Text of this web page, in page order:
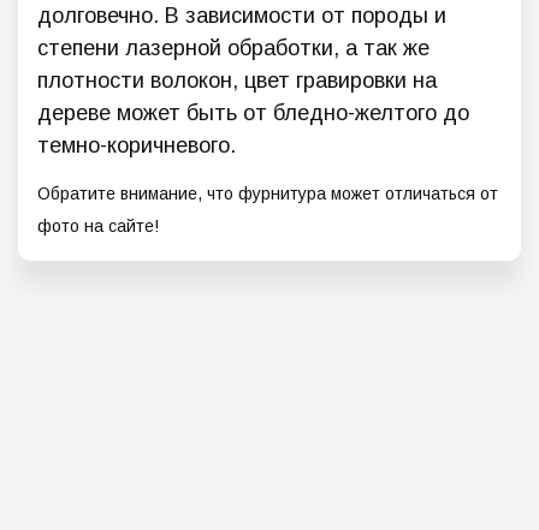
долговечно. В зависимости от породы и
степени лазерной обработки, а так же
плотности волокон, цвет гравировки на
дереве может быть от бледно-желтого до
темно-коричневого.
Обратите внимание, что фурнитура может отличаться от
фото на сайте!